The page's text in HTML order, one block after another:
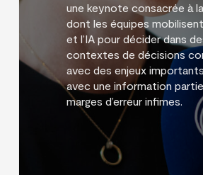
une keynote consacrée à
dont les équipes
et l’IA pour décider dans
contextes de décisions
avec des enjeux
avec une information
marges d’erreur infimes.